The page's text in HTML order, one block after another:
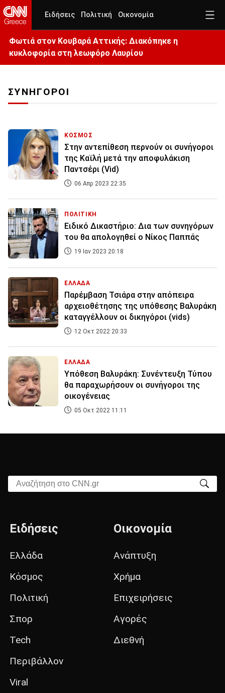
Ειδήσεις Πολιτική Οικονομία
Φωτιά στον Κουβαρά Αττικής: Διακόπηκε η
κυκλοφορία στη λεωφόρο Λαυρίου
ΣΥΝΗΓΟΡΟΙ
ΚΟΣΜΟΣ
Στην αντεπίθεση περνούν οι συνήγοροι
της Καϊλή μετά την αποφυλάκιση
Παντσέρι (Vid)
06 Απρ 2023 22:35
ΠΟΛΙΤΙΚΗ
Ειδικό Δικαστήριο: Δια των συνηγόρων
του θα απολογηθεί ο Νίκος Παππάς
19 Ιαν 2023 20:18
ΕΛΛΑΔΑ
Παρέμβαση Τσιάρα στην απόπειρα
αρχειοθέτησης της υπόθεσης Βαλυράκη
καταγγέλλουν οι δικηγόροι (vids)
12 Οκτ 2022 20:33
ΕΛΛΑΔΑ
Υπόθεση Βαλυράκη: Συνέντευξη Τύπου
θα παραχωρήσουν οι συνήγοροι της
οικογένειας
05 Οκτ 2022 11:11
Αναζήτηση στο CNN.gr
Ειδήσεις
Ελλάδα
Κόσμος
Πολιτική
Σπορ
Tech
Περιβάλλον
Viral
Οικονομία
Ανάπτυξη
Χρήμα
Επιχειρήσεις
Αγορές
Διεθνή